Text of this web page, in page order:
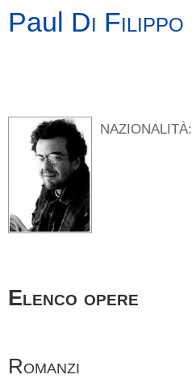
Paul Di Filippo
NAZIONALITÀ:
Elenco opere
Romanzi